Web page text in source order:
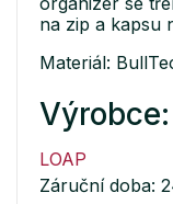
na zip a kapsu
Materiál:
Výrobce:
LOAP
Záruční doba: